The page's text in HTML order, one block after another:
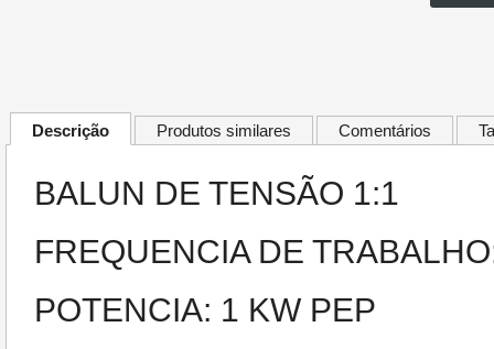
Descrição Produtos similares Comentários
BALUN DE TENSÃO 1:1
FREQUENCIA DE
POTENCIA: 1 KW PEP